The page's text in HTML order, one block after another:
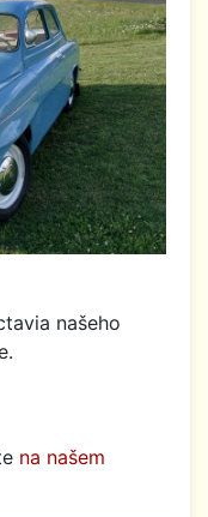
našeho
na našem